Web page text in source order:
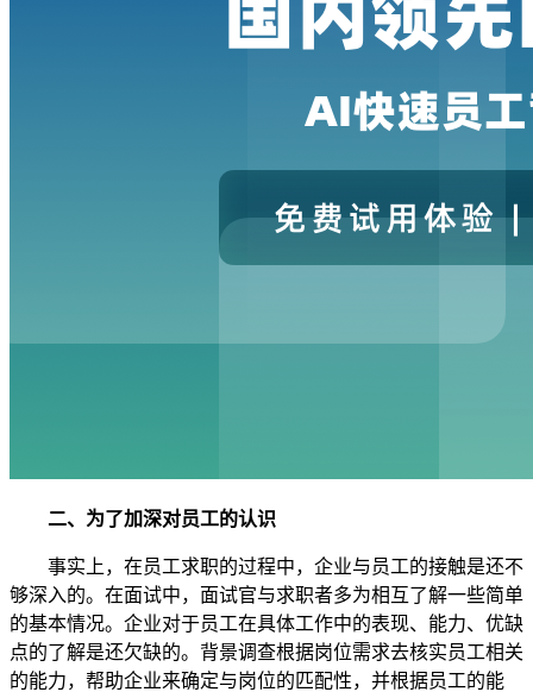
二、为了加深对员工的认识
事实上，在员工求职的过程中，企业与员工的接触是还不
够深入的。在面试中，面试官与求职者多为相互了解一些简单
的基本情况。企业对于员工在具体工作中的表现、能力、优缺
点的了解是还欠缺的。背景调查根据岗位需求去核实员工相关
的能力，帮助企业来确定与岗位的匹配性，并根据员工的能